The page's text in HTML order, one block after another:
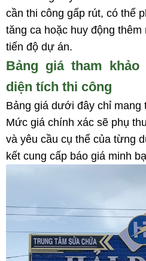
cần thi công gấp rút, có thể
tăng ca hoặc huy động
tiến độ dự án.
Bảng giá tham
diện tích thi công
Bảng giá dưới đây chỉ mang
Mức giá chính xác sẽ phụ
và yêu cầu cụ thể của từng
kết cung cấp báo giá minh